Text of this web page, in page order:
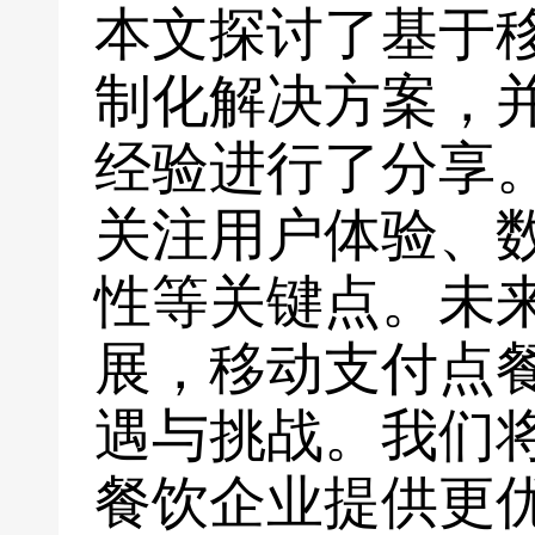
本文探讨了基于
制化解决方案，
经验进行了分享
关注用户体验、
性等关键点。未
展，移动支付点
遇与挑战。我们
餐饮企业提供更